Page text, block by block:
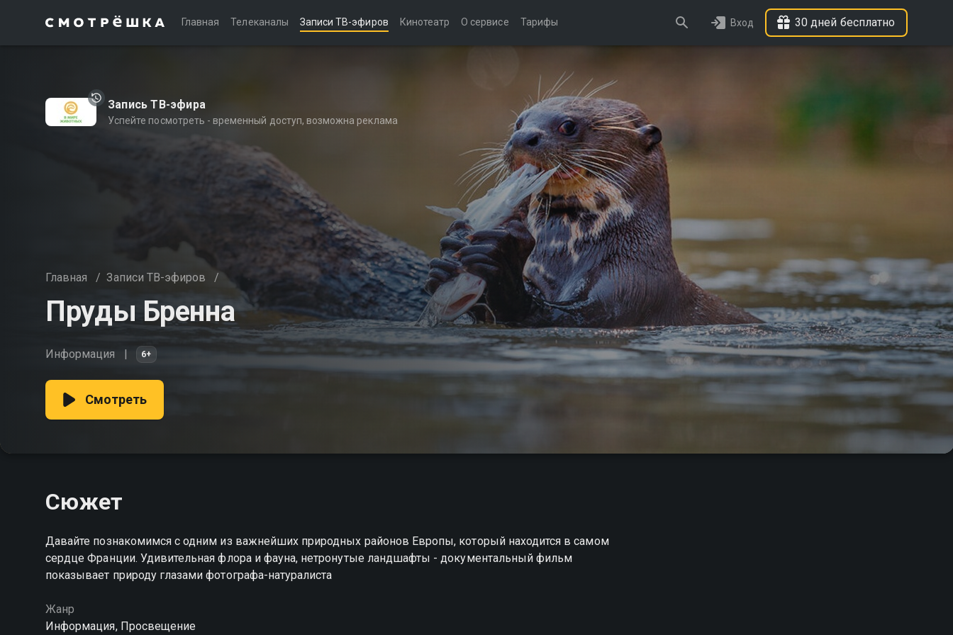
Главная Телеканалы Записи ТВ-эфиров Кинотеатр О сервисе Тарифы Вход 30 дней бесплатно
Запись ТВ-эфира
Успейте посмотреть - временный доступ, возможна реклама
Главная / Записи ТВ-эфиров /
Пруды Бренна
Информация 6+
Смотреть
Сюжет
Давайте познакомимся с одним из важнейших природных районов Европы, который находится в самом
сердце Франции. Удивительная флора и фауна, нетронутые ландшафты - документальный фильм
показывает природу глазами фотографа-натуралиста
Жанр
Информация, Просвещение